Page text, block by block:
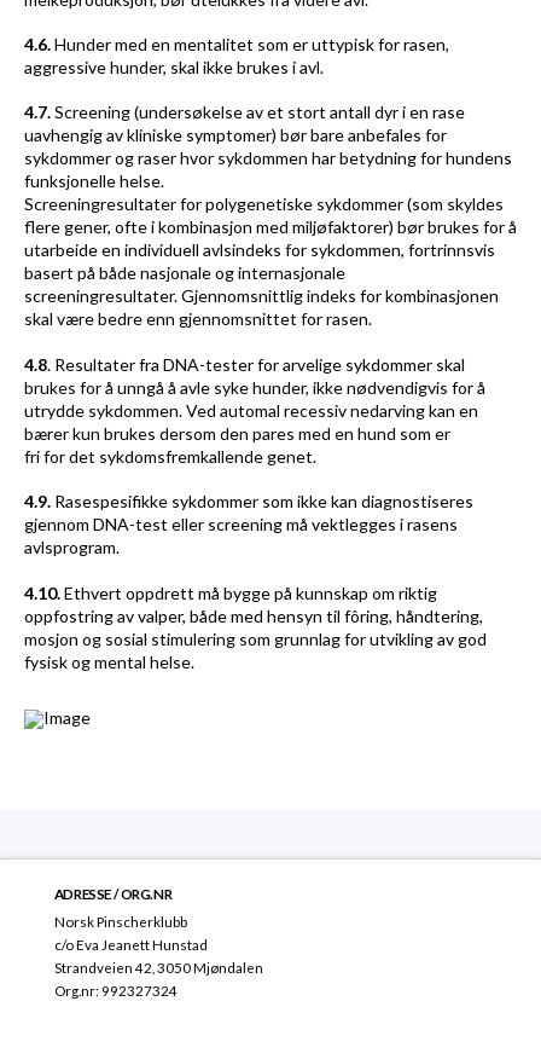
4.6.Hunder med en mentalitet som er uttypisk for rasen,
aggressive hunder, skal ikke brukes i avl.
4.7.Screening (undersøkelse av et stort antall dyr i en rase
uavhengig av kliniske symptomer) bør bare anbefales for
sykdommer og raser hvor sykdommen har betydning for hundens
funksjonelle helse.
Screeningresultater for polygenetiske sykdommer (som skyldes
flere gener, ofte i kombinasjon med miljøfaktorer) bør brukes for å
utarbeide en individuell avlsindeks for sykdommen, fortrinnsvis
basert på både nasjonale og internasjonale
screeningresultater. Gjennomsnittlig indeks for kombinasjonen
skal være bedre enn gjennomsnittet for rasen.
4.8. Resultater fra DNA-tester for arvelige sykdommer skal
brukes for å unngå å avle syke hunder, ikke nødvendigvis for å
utrydde sykdommen. Ved automal recessiv nedarving kan en
bærer kun brukes dersom den pares med en hund som er
fri for det sykdomsfremkallende genet.
4.9. Rasespesifikke sykdommer som ikke kan diagnostiseres
gjennom DNA-test eller screening må vektlegges i rasens
avlsprogram.
4.10.Ethvert oppdrett må bygge på kunnskap om riktig
oppfostring av valper, både med hensyn til fôring, håndtering,
mosjon og sosial stimulering som grunnlag for utvikling av god
fysisk og mental helse.
ADRESSE / ORG.NR
Norsk Pinscherklubb
c/o Eva Jeanett Hunstad
Strandveien 42, 3050 Mjøndalen
Org.nr: 992327324